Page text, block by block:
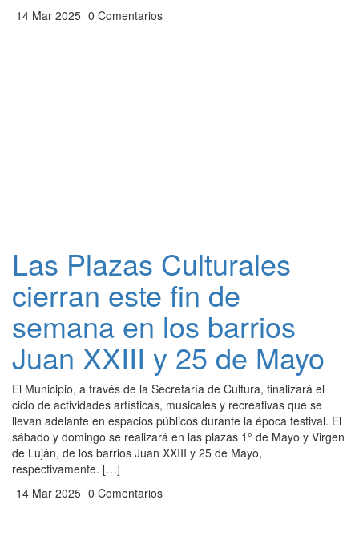
14 Mar 2025 0 Comentarios
Las Plazas Culturales
cierran este fin de
semana en los barrios
Juan XXIII y 25 de Mayo
El Municipio, a través de la Secretaría de Cultura, finalizará el
ciclo de actividades artísticas, musicales y recreativas que se
llevan adelante en espacios públicos durante la época festival. El
sábado y domingo se realizará en las plazas 1° de Mayo y Virgen
de Luján, de los barrios Juan XXIII y 25 de Mayo,
respectivamente. […]
14 Mar 2025 0 Comentarios